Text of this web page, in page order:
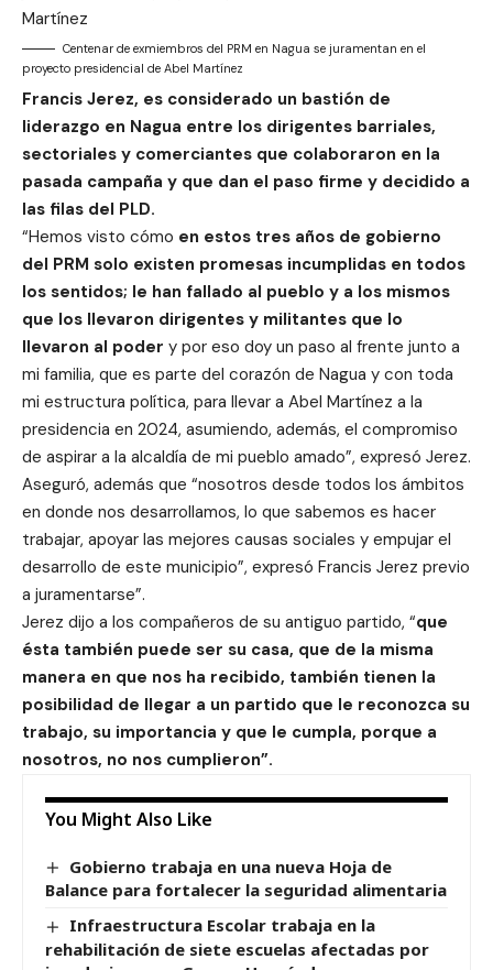
Centenar de exmiembros del PRM en Nagua se juramentan en el
proyecto presidencial de Abel Martínez
Francis Jerez, es considerado un bastión de
liderazgo en Nagua entre los dirigentes barriales,
sectoriales y comerciantes que colaboraron en la
pasada campaña y que dan el paso firme y decidido a
las filas del PLD.
“Hemos visto cómo en estos tres años de gobierno
del PRM solo existen promesas incumplidas en todos
los sentidos; le han fallado al pueblo y a los mismos
que los llevaron dirigentes y militantes que lo
llevaron al poder y por eso doy un paso al frente junto a
mi familia, que es parte del corazón de Nagua y con toda
mi estructura política, para llevar a Abel Martínez a la
presidencia en 2024, asumiendo, además, el compromiso
de aspirar a la alcaldía de mi pueblo amado”, expresó Jerez.
Aseguró, además que “nosotros desde todos los ámbitos
en donde nos desarrollamos, lo que sabemos es hacer
trabajar, apoyar las mejores causas sociales y empujar el
desarrollo de este municipio”, expresó Francis Jerez previo
a juramentarse”.
Jerez dijo a los compañeros de su antiguo partido, “que
ésta también puede ser su casa, que de la misma
manera en que nos ha recibido, también tienen la
posibilidad de llegar a un partido que le reconozca su
trabajo, su importancia y que le cumpla, porque a
nosotros, no nos cumplieron”.
You Might Also Like
Gobierno trabaja en una nueva Hoja de
Balance para fortalecer la seguridad alimentaria
Infraestructura Escolar trabaja en la
rehabilitación de siete escuelas afectadas por